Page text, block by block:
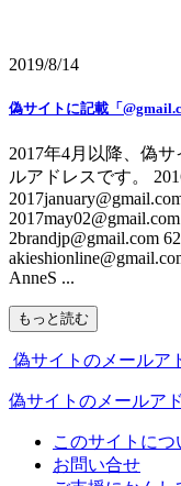
2019/8/14
偽サイトに記載「
2017年4月以降、偽
ルアドレスです。
2brandjp@gmail.com
AnneS ...
もっと読む
偽サイトのメールア
偽サイトのメールア
このサイトにつ
お問い合せ